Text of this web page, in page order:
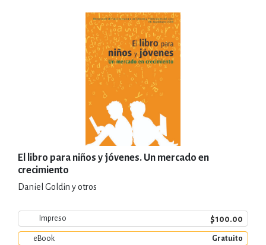
El libro para niños y jóvenes. Un mercado en
crecimiento
Daniel Goldin y otros
Impreso $100.00
eBook Gratuito